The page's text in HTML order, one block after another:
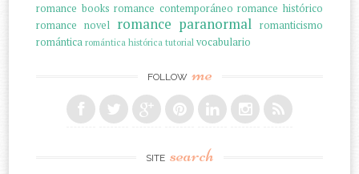
romance books romance contemporáneo romance histórico
romance novel romance paranormal romanticismo
romántica romántica histórica tutorial vocabulario
FOLLOW me
SITE search